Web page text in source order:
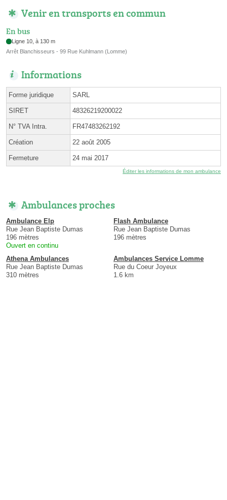
Venir en transports en commun
En bus
Ligne 10, à 130 m
Arrêt Blanchisseurs - 99 Rue Kuhlmann (Lomme)
Informations
Forme juridique SARL
SIRET 48326219200022
N° TVA Intra. FR47483262192
Création 22 août 2005
Fermeture 24 mai 2017
Éditer les informations de mon ambulance
Ambulances proches
Ambulance Elp
Rue Jean Baptiste Dumas
196 mètres
Ouvert en continu
Flash Ambulance
Rue Jean Baptiste Dumas
196 mètres
Athena Ambulances
Rue Jean Baptiste Dumas
310 mètres
Ambulances Service Lomme
Rue du Coeur Joyeux
1.6 km